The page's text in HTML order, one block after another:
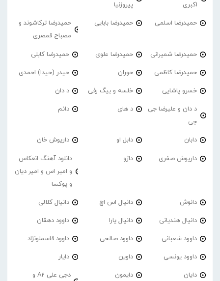
اکبری
پیروزنیا
حمیدرضا اسلمی حمیدرضا بابایی
حمیدرضا ترکاشوند و
مصباح قمصری
حمیدرضا شمیرانی حمیدرضا علوی حمیدرضا کابلی
حمیدرضا کاظمی حوران حیدر (حیدا) احمدی
خسرو پاشایی خلسه و بیگ رفی د دان
د دان و علیرضا جی
جی
د های دائم
دابان دابل او داریوش خان
داریوش صفری داژو
دانلود آهنگ انعکاس
و امیر اس و امیر دیان
و پوکسا
دانوش دانیال اس اچ دانیال کلالی
دانیال هندیانی دانیال یارا داوود دهقان
داوود شعبانی داوود صالحی داوود قاسملونژاد
داوود یونسی داوین دایار
دایان دایمون
دجی علی A2 و